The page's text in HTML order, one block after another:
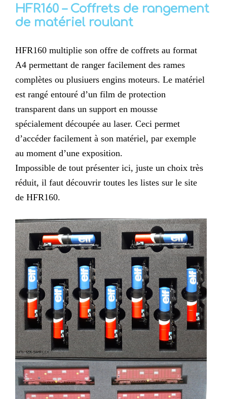
HFR160 – Coffrets de rangement
de matériel roulant
HFR160 multiplie son offre de coffrets au format
A4 permettant de ranger facilement des rames
complètes ou plusiuers engins moteurs. Le matériel
est rangé entouré d’un film de protection
transparent dans un support en mousse
spécialement découpée au laser. Ceci permet
d’accéder facilement à son matériel, par exemple
au moment d’une exposition.
Impossible de tout présenter ici, juste un choix très
réduit, il faut découvrir toutes les listes sur le site
de HFR160.